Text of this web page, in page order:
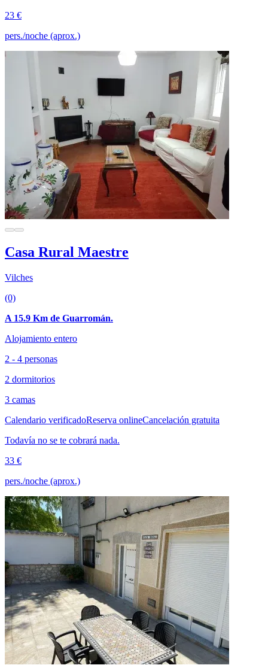
23 €
pers./noche (aprox.)
Casa Rural Maestre
Vilches
(0)
A 15.9 Km de Guarromán.
Alojamiento entero
2 - 4 personas
2 dormitorios
3 camas
Calendario verificadoReserva onlineCancelación gratuita
Todavía no se te cobrará nada.
33 €
pers./noche (aprox.)